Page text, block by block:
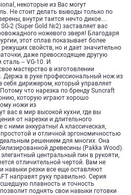
некоторые из Вас могут
Не стоит делать выводы только по
внутри таится нечто дикое…
2 (Super Gold №2) заставляет вас
ножевого зверя! Благодаря
этот сплав показывает более
свойств, но и дает значительно
даже превосходящее другую
– VG-10. И
мастерство в изготовлении
Держа в руке профессиональный нож из
себя дирижером, который управляет
что нарезка по бренду Suncraft
которую играют хорошо
ножи из
вас в мир высокой кухни, где вы
от нарезки и длительного
ними аккуратны! А классическая,
и отличной эргономичностью
решением для многих. Она
древесины (Pakka Wood).
центральный пин в рукояти,
отличительной чертой. Вам не
навыки резки все еще оставляют
направят руку правильно. Серия
плавность и точность
поднять свои навыки готовки